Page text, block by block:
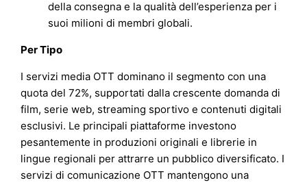
della consegna e la qualità dell’esperienza per i
suoi milioni di membri globali.
Per Tipo
I servizi media OTT dominano il segmento con una
quota del 72%, supportati dalla crescente domanda di
film, serie web, streaming sportivo e contenuti digitali
esclusivi. Le principali piattaforme investono
pesantemente in produzioni originali e librerie in
lingue regionali per attrarre un pubblico diversificato. I
servizi di comunicazione OTT mantengono una